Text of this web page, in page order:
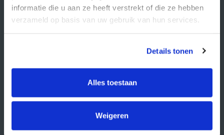
informatie die u aan ze heeft verstrekt of die ze hebben
verzameld op basis van uw gebruik van hun services.
Details tonen
Alles toestaan
Weigeren
KvK nummer: 66384737
BTW nummer: NL856526605B01
Over Supply Service B.V.
Retourbeleid